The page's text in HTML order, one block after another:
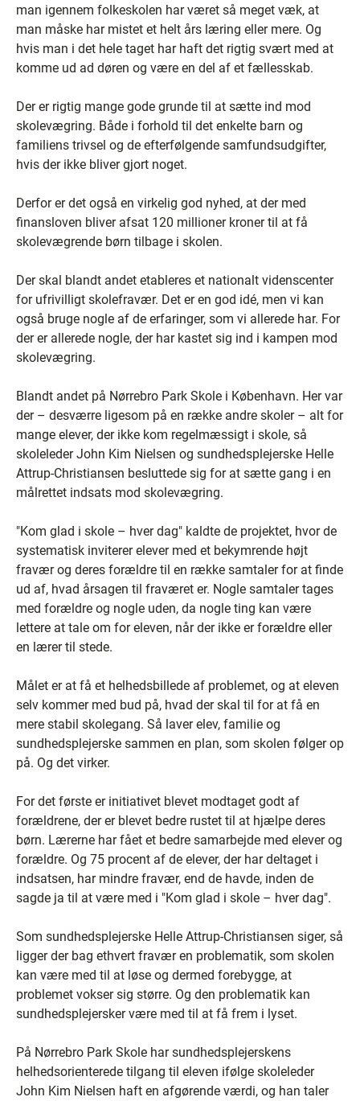
man igennem folkeskolen har været så meget væk, at
man måske har mistet et helt års læring eller mere. Og
hvis man i det hele taget har haft det rigtig svært med at
komme ud ad døren og være en del af et fællesskab.
Der er rigtig mange gode grunde til at sætte ind mod
skolevægring. Både i forhold til det enkelte barn og
familiens trivsel og de efterfølgende samfundsudgifter,
hvis der ikke bliver gjort noget.
Derfor er det også en virkelig god nyhed, at der med
finansloven bliver afsat 120 millioner kroner til at få
skolevægrende børn tilbage i skolen.
Der skal blandt andet etableres et nationalt videnscenter
for ufrivilligt skolefravær. Det er en god idé, men vi kan
også bruge nogle af de erfaringer, som vi allerede har. For
der er allerede nogle, der har kastet sig ind i kampen mod
skolevægring.
Blandt andet på Nørrebro Park Skole i København. Her var
der – desværre ligesom på en række andre skoler – alt for
mange elever, der ikke kom regelmæssigt i skole, så
skoleleder John Kim Nielsen og sundhedsplejerske Helle
Attrup-Christiansen besluttede sig for at sætte gang i en
målrettet indsats mod skolevægring.
"Kom glad i skole – hver dag" kaldte de projektet, hvor de
systematisk inviterer elever med et bekymrende højt
fravær og deres forældre til en række samtaler for at finde
ud af, hvad årsagen til fraværet er. Nogle samtaler tages
med forældre og nogle uden, da nogle ting kan være
lettere at tale om for eleven, når der ikke er forældre eller
en lærer til stede.
Målet er at få et helhedsbillede af problemet, og at eleven
selv kommer med bud på, hvad der skal til for at få en
mere stabil skolegang. Så laver elev, familie og
sundhedsplejerske sammen en plan, som skolen følger op
på. Og det virker.
For det første er initiativet blevet modtaget godt af
forældrene, der er blevet bedre rustet til at hjælpe deres
børn. Lærerne har fået et bedre samarbejde med elever og
forældre. Og 75 procent af de elever, der har deltaget i
indsatsen, har mindre fravær, end de havde, inden de
sagde ja til at være med i "Kom glad i skole – hver dag".
Som sundhedsplejerske Helle Attrup-Christiansen siger, så
ligger der bag ethvert fravær en problematik, som skolen
kan være med til at løse og dermed forebygge, at
problemet vokser sig større. Og den problematik kan
sundhedsplejersker være med til at få frem i lyset.
På Nørrebro Park Skole har sundhedsplejerskens
helhedsorienterede tilgang til eleven ifølge skoleleder
John Kim Nielsen haft en afgørende værdi, og han taler